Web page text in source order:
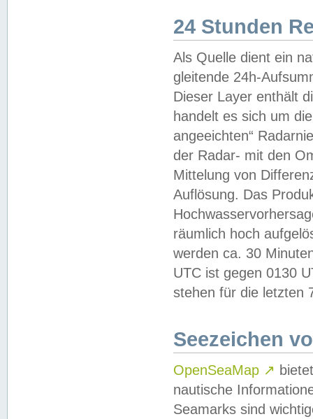
24 Stunden
Als Quelle dient ein
gleitende 24h-
Dieser Layer enthält
handelt es sich um
angeeichten“
der Radar- mit den
Mittelung von
Auflösung. Das
räumlich hoch
werden ca. 30
UTC ist gegen 0130
stehen für die letzten
Seezeichen
OpenSeaMap ↗
nautische
Seamarks sind